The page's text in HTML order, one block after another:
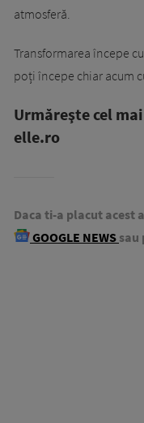
atmosferă.
Transformarea începe
poți începe chiar acum
Urmăreşte cel
elle.ro
Daca ti-a placut acest
GOOGLE NEWS sau